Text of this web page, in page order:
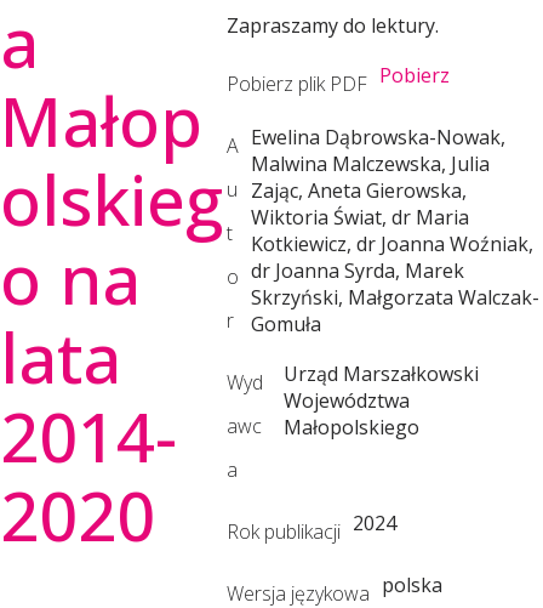
g
i
o
n
a
l
n
a
Małop
olskieg
o na
lata
2014-
2020
Zapraszamy do lektury.
Pobierz plik PDF Pobierz
A
u
t
o
r
Ewelina Dąbrowska-Nowak,
Malwina Malczewska, Julia
Zając, Aneta Gierowska,
Wiktoria Świat, dr Maria
Kotkiewicz, dr Joanna Woźniak,
dr Joanna Syrda, Marek
Skrzyński, Małgorzata Walczak-
Gomuła
Wyd
awc
a
Urząd Marszałkowski
Województwa
Małopolskiego
Rok publikacji 2024
Wersja językowa polska